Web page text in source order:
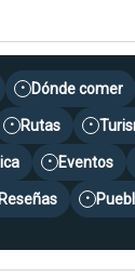
• Dónde comer
• Rutas •
• Eventos
•